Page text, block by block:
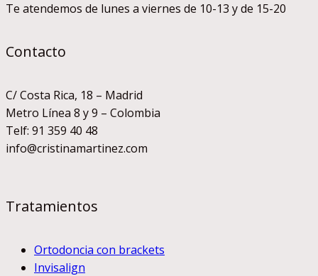
Te atendemos de lunes a viernes de 10-13 y de 15-20
Contacto
C/ Costa Rica, 18 – Madrid
Metro Línea 8 y 9 – Colombia
Telf: 91 359 40 48
info@cristinamartinez.com
Tratamientos
Ortodoncia con brackets
Invisalign